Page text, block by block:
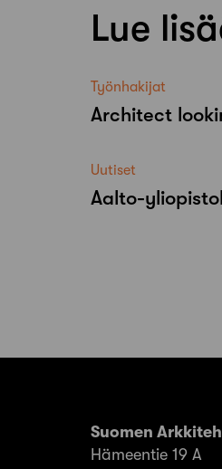
Lue
Työnhakijat
Architect
Uutiset
Aalto-​
Suomen
Hämeentie 19 A